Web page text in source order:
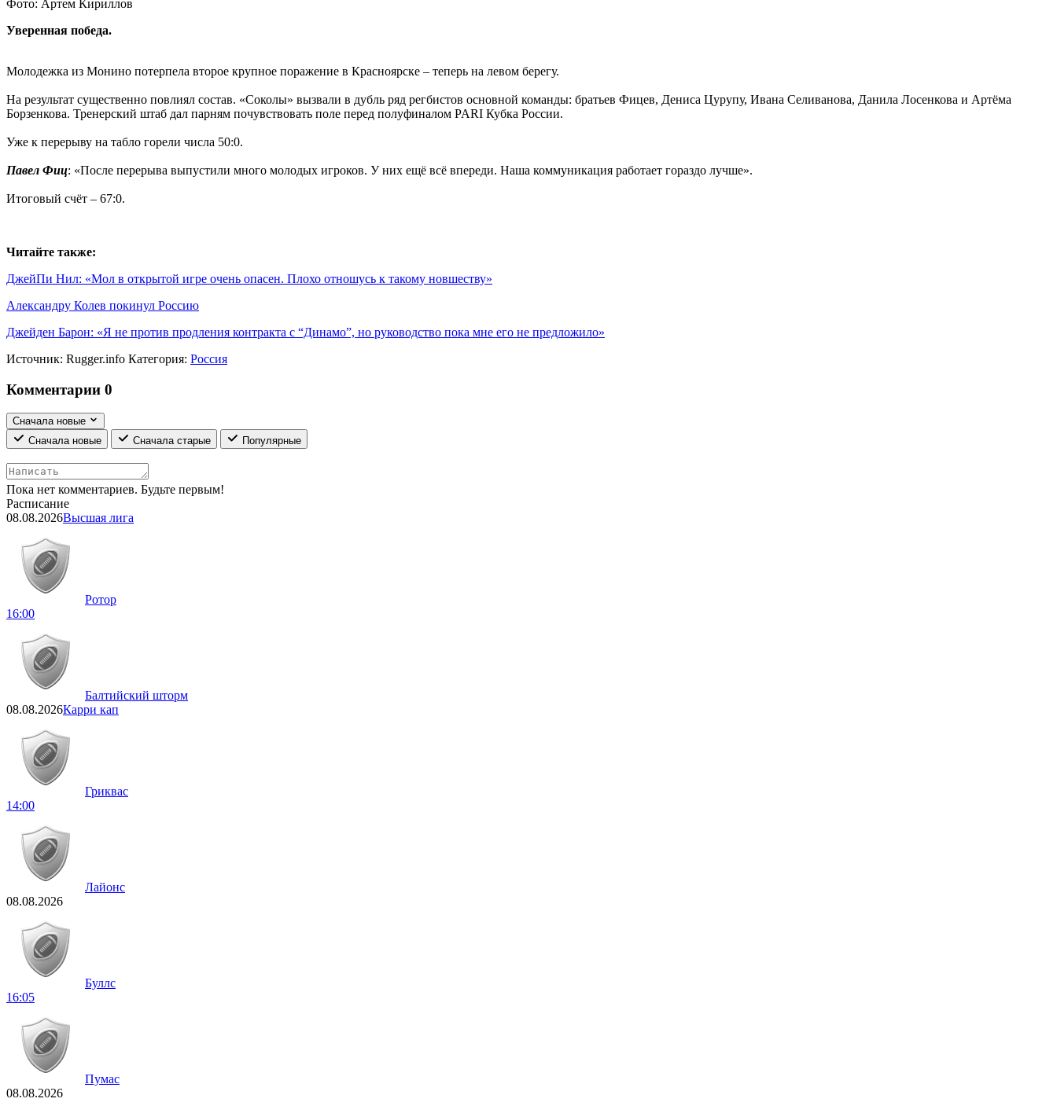
Фото: Артем Кириллов
Уверенная победа.
Молодежка из Монино потерпела второе крупное поражение в Красноярске – теперь на левом берегу.
На результат существенно повлиял состав. «Соколы» вызвали в дубль ряд регбистов основной команды: братьев Фицев, Дениса Цурупу, Ивана Селиванова, Данила Лосенкова и Артёма
Борзенкова. Тренерский штаб дал парням почувствовать поле перед полуфиналом PARI Кубка России.
Уже к перерыву на табло горели числа 50:0.
Павел Фиц: «После перерыва выпустили много молодых игроков. У них ещё всё впереди. Наша коммуникация работает гораздо лучше».
Итоговый счёт – 67:0.
Читайте также:
ДжейПи Нил: «Мол в открытой игре очень опасен. Плохо отношусь к такому новшеству»
Александру Колев покинул Россию
Джейден Барон: «Я не против продления контракта с “Динамо”, но руководство пока мне его не предложило»
Источник: Rugger.info Категория: Россия
Комментарии 0
Сначала новые
Сначала новые
Сначала старые Популярные
Пока нет комментариев. Будьте первым!
Расписание
08.08.2026Высшая лига
Ротор
16:00
Балтийский шторм
08.08.2026Карри кап
Гриквас
14:00
Лайонс
08.08.2026
Буллс
16:05
Пумас
08.08.2026